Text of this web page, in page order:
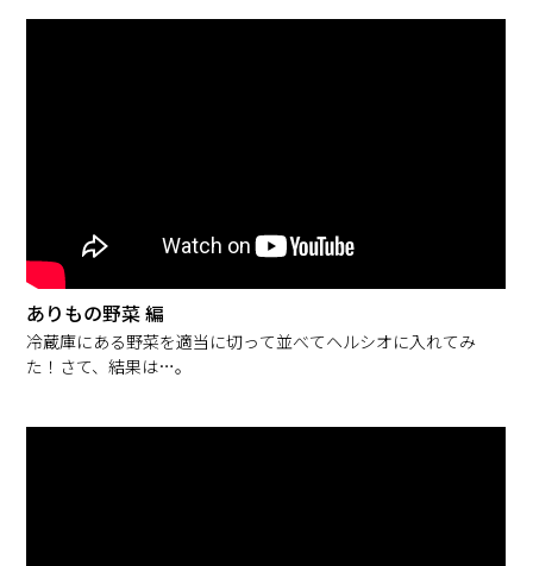
ありもの野菜 編
冷蔵庫にある野菜を適当に切って並べてヘルシオに入れてみ
た！さて、結果は…。